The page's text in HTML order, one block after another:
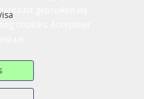
gebruiken wij